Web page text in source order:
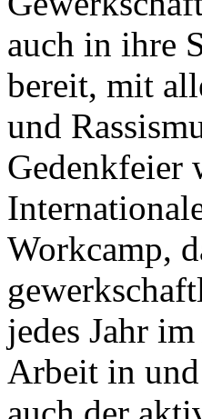
auch in ihre
bereit, mit
und
Gedenkfeier
Workcamp,
jedes Jahr
Arbeit in und